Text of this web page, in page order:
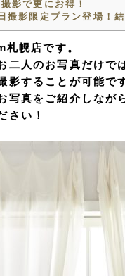
影で更にお得！
撮影限定プラン登場！
幌店です。
二人のお写真だけで
影することが可能で
写真をご紹介しな
さい！